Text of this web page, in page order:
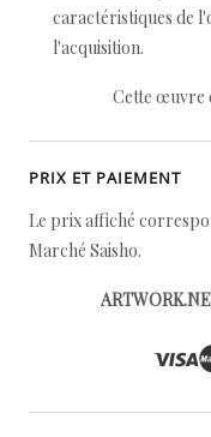
caractéristiques de
l'acquisition.
Cette œuvre
PRIX ET PAIEMENT
Le prix affiché
Marché Saisho.